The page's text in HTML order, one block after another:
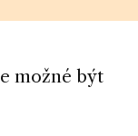
možné být